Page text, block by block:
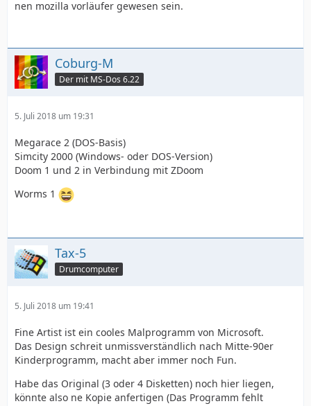
nen mozilla vorläufer gewesen sein.
Coburg-M
Der mit MS-Dos 6.22
5. Juli 2018 um 19:31
Megarace 2 (DOS-Basis)
Simcity 2000 (Windows- oder DOS-Version)
Doom 1 und 2 in Verbindung mit ZDoom
Worms 1
Tax-5
Drumcomputer
5. Juli 2018 um 19:41
Fine Artist ist ein cooles Malprogramm von Microsoft.
Das Design schreit unmissverständlich nach Mitte-90er
Kinderprogramm, macht aber immer noch Fun.
Habe das Original (3 oder 4 Disketten) noch hier liegen,
könnte also ne Kopie anfertigen (Das Programm fehlt